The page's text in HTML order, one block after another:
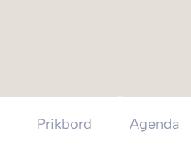
Prikbord Agenda